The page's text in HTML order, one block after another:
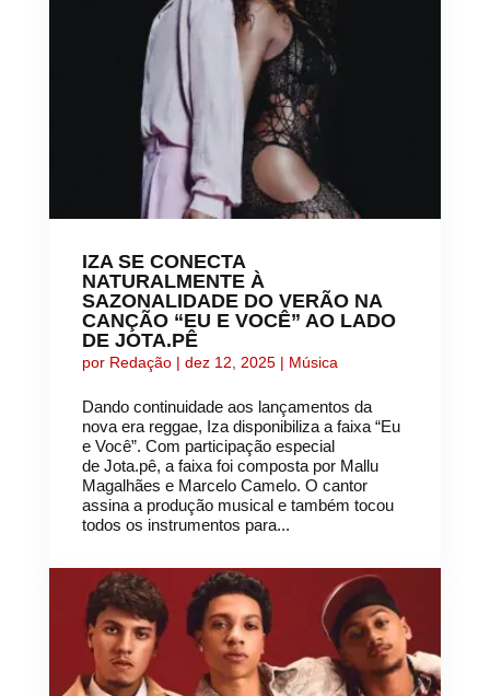
IZA SE CONECTA
NATURALMENTE À
SAZONALIDADE DO VERÃO NA
CANÇÃO “EU E VOCÊ” AO LADO
DE JOTA.PÊ
por Redação| dez 12, 2025| Música
Dando continuidade aos lançamentos da
nova era reggae, Iza disponibiliza a faixa “Eu
e Você”. Com participação especial
de Jota.pê, a faixa foi composta por Mallu
Magalhães e Marcelo Camelo. O cantor
assina a produção musical e também tocou
todos os instrumentos para...